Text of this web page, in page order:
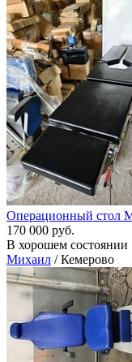
Операционный стол
170 000 руб.
В хорошем состоянии
Михаил / Кемерово